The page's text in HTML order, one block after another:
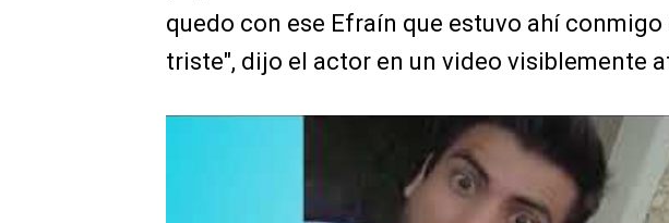
quedo con ese Efraín que estuvo ahí
triste", dijo el actor en un video visiblemente